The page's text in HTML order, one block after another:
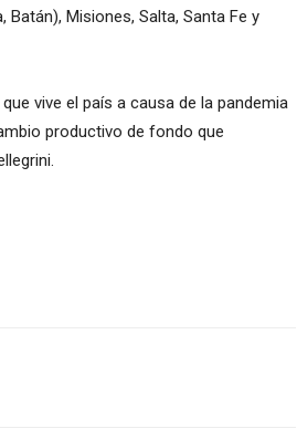
Batán), Misiones, Salta, Santa Fe y
vive el país a causa de la pandemia
productivo de fondo que